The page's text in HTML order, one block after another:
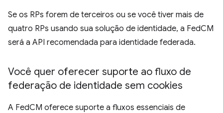
Se os RPs forem de terceiros ou se você tiver mais de
quatro RPs usando sua solução de identidade, a FedCM
será a API recomendada para identidade federada.
Você quer oferecer suporte ao fluxo de
federação de identidade sem cookies
A FedCM oferece suporte a fluxos essenciais de